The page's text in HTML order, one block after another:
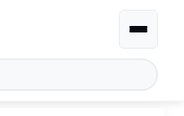
Alternar